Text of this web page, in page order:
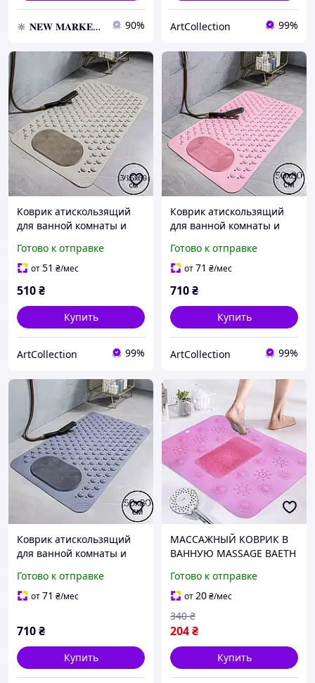
🔆 𝐍𝐄𝐖 𝐌𝐀𝐑𝐊𝐄𝐓 🔆 – Продукция премиум-класса от официального представителя! 90% ArtСollection 99%
Коврик атискользящий
для ванной комнаты и
силиконовый с
присосками, бежевый
Готово к отправке
от51 ₴/мес
510₴
Купить
ArtСollection 99%
Коврик атискользящий
для ванной комнаты и
силиконовый с
присосками, розовый
Готово к отправке
от71 ₴/мес
710₴
Купить
ArtСollection 99%
Коврик атискользящий
для ванной комнаты и
силиконовый с
присосками, серый 50х80
Готово к отправке
от71 ₴/мес
710₴
Купить
МАССАЖНЫЙ КОВРИК В
ВАННУЮ MASSAGE BAETH
Щетка для стоп
Готово к отправке
от20₴/мес
204₴
340 ₴
Купить